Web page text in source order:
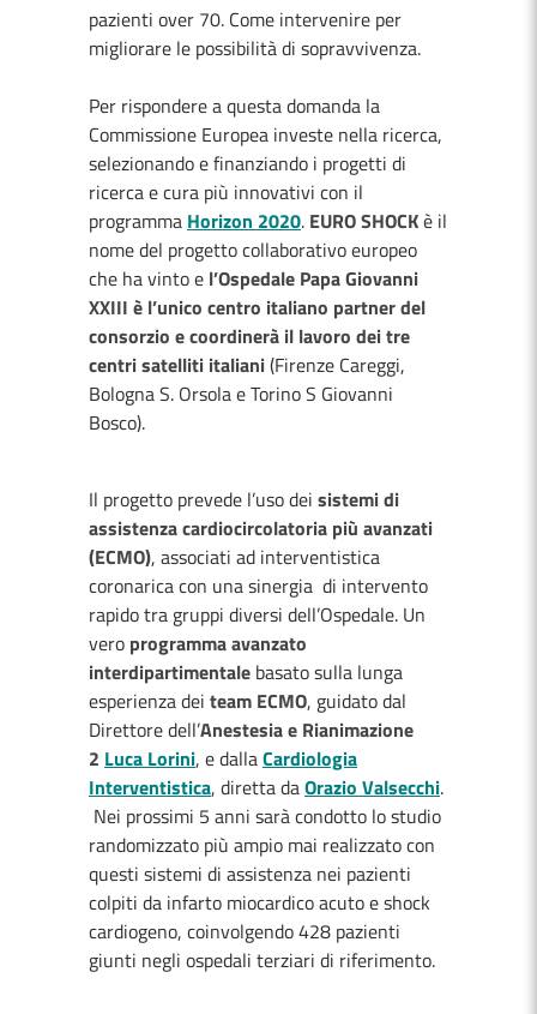
pazienti over 70. Come intervenire per
migliorare le possibilità di sopravvivenza.
Per rispondere a questa domanda la
Commissione Europea investe nella ricerca,
selezionando e finanziando i progetti di
ricerca e cura più innovativi con il
programma Horizon 2020. EURO SHOCKè il
nome del progetto collaborativo europeo
che ha vinto e l’Ospedale Papa Giovanni
XXIII è l’unico centro italiano partner del
consorzio e coordinerà il lavoro dei tre
centri satelliti italiani(Firenze Careggi,
Bologna S. Orsola e Torino S Giovanni
Bosco).
Il progetto prevede l’uso dei sistemi di
assistenza cardiocircolatoria più avanzati
(ECMO), associati ad interventistica
coronarica con una sinergia di intervento
rapido tra gruppi diversi dell’Ospedale. Un
vero programma avanzato
interdipartimentale basato sulla lunga
esperienza dei team ECMO, guidato dal
Direttore dell’Anestesia e Rianimazione
2 Luca Lorini, e dallaCardiologia
Interventistica, diretta daOrazio Valsecchi.
Nei prossimi 5 anni sarà condotto lo studio
randomizzato più ampio mai realizzato con
questi sistemi di assistenza nei pazienti
colpiti da infarto miocardico acuto e shock
cardiogeno, coinvolgendo 428 pazienti
giunti negli ospedali terziari di riferimento.